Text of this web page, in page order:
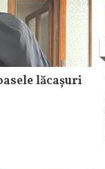
lăcașuri